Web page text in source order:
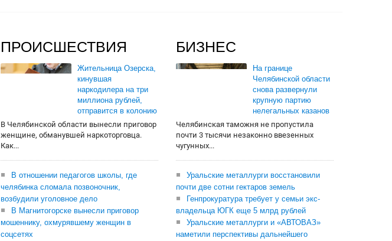
ПРОИСШЕСТВИЯ
Жительница Озерска,
кинувшая
наркодилера на три
миллиона рублей,
отправится в колонию
В Челябинской области вынесли приговор
женщине, обманувшей наркоторговца.
Как...
В отношении педагогов школы, где
челябинка сломала позвоночник,
возбудили уголовное дело
В Магнитогорске вынесли приговор
мошеннику, охмурявшему женщин в
соцсетях
БИЗНЕС
На границе
Челябинской области
снова развернули
крупную партию
нелегальных казанов
Челябинская таможня не пропустила
почти 3 тысячи незаконно ввезенных
чугунных...
Уральские металлурги восстановили
почти две сотни гектаров земель
Генпрокуратура требует у семьи экс-
владельца ЮГК еще 5 млрд рублей
Уральские металлурги и «АВТОВАЗ»
наметили перспективы дальнейшего